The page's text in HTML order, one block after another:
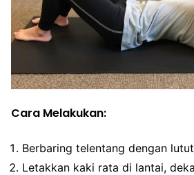
Cara Melakukan:
Berbaring telentang dengan
Letakkan kaki rata di lantai,